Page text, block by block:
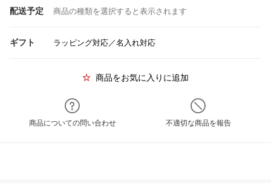
配送予定 商品の種類を選択すると表示されます
ギフト ラッピング対応／名入れ対応
商品をお気に入りに追加
商品についての問い合わせ 不適切な商品を報告